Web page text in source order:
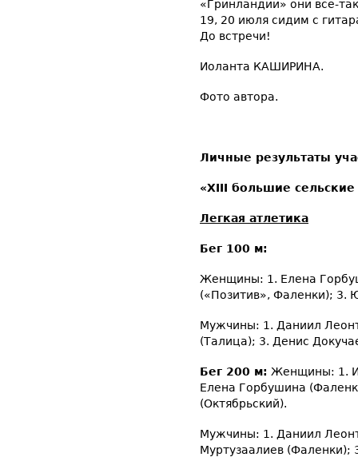
«Гринландии» они все-
19, 20 июля сидим с
До встречи!
Иоланта КАШИРИНА.
Фото автора.
Личные результаты
«XIII большие
Легкая атлетика
Бег 100 м:
Женщины: 1. Елена
(«Позитив», Фаленки); 3.
Мужчины: 1. Даниил
(Талица); 3. Денис
Бег 200 м: Женщины: 1.
Елена Горбушина
(Октябрьский).
Мужчины: 1. Даниил
Муртузаалиев (Фаленки);